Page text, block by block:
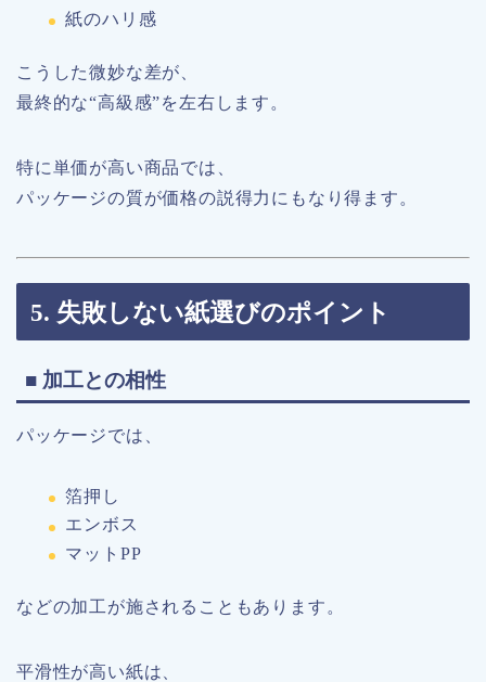
紙のハリ感
こうした微妙な差が、
最終的な“高級感”を左右します。
特に単価が高い商品では、
パッケージの質が価格の説得力にもなり得ます。
5. 失敗しない紙選びのポイント
■ 加工との相性
パッケージでは、
箔押し
エンボス
マットPP
などの加工が施されることもあります。
平滑性が高い紙は、